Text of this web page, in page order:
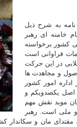
به شرح ذیل
خامنه ای رهبر
كشور برخواسته
فراوانی است
در این حركت
و مجاهدت ها
امور كشور
اصل یكصدویكم و
در این پارلمان موید نقش مهم
ملی است. رهبر
مان و سكاندار